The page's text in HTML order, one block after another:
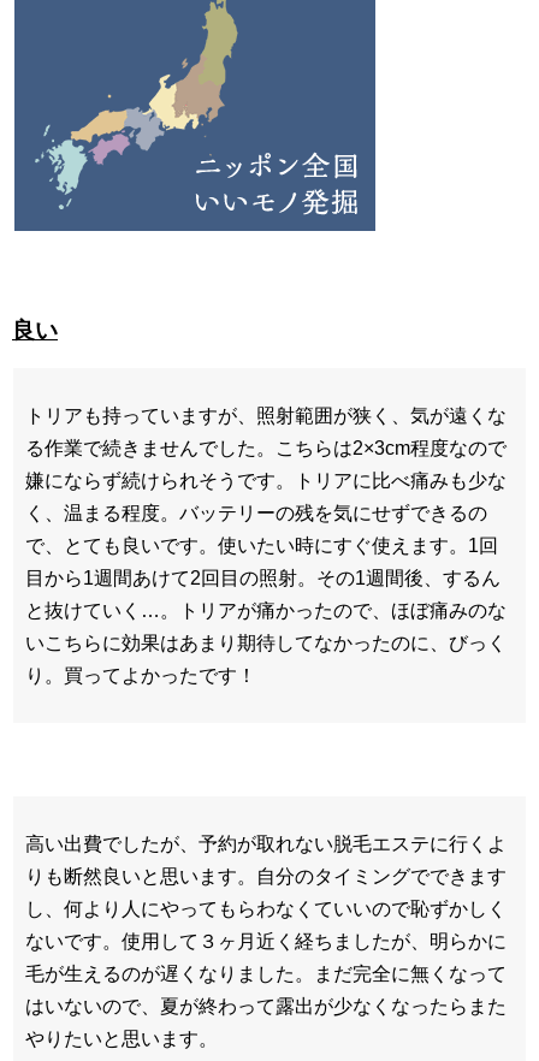
良い
トリアも持っていますが、照射範囲が狭く、気が遠くな
る作業で続きませんでした。こちらは2×3cm程度なので
嫌にならず続けられそうです。トリアに比べ痛みも少な
く、温まる程度。バッテリーの残を気にせずできるの
で、とても良いです。使いたい時にすぐ使えます。1回
目から1週間あけて2回目の照射。その1週間後、するん
と抜けていく…。トリアが痛かったので、ほぼ痛みのな
いこちらに効果はあまり期待してなかったのに、びっく
り。買ってよかったです！
高い出費でしたが、予約が取れない脱毛エステに行くよ
りも断然良いと思います。自分のタイミングでできます
し、何より人にやってもらわなくていいので恥ずかしく
ないです。使用して３ヶ月近く経ちましたが、明らかに
毛が生えるのが遅くなりました。まだ完全に無くなって
はいないので、夏が終わって露出が少なくなったらまた
やりたいと思います。